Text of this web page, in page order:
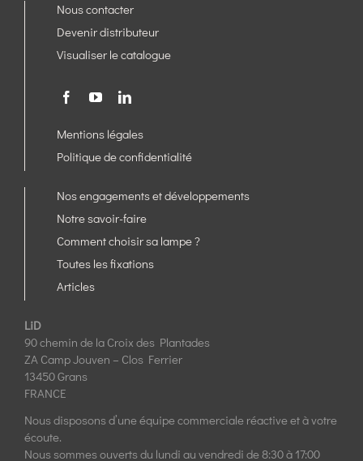
Nous contacter
Devenir distributeur
Visualiser le catalogue
Mentions légales
Politique de confidentialité
Nos engagements et développements
Notre savoir-faire
Comment choisir sa lampe ?
Toutes les fixations
Articles
LiD
90 chemin de la Croix des Plantades
ZA Camp Jouven – Clos Ferrier
13450 Grans
FRANCE
Nous disposons d’une équipe commerciale réactive et à votre
écoute.
Nous sommes ouverts du lundi au vendredi de 8:30 à 17:00